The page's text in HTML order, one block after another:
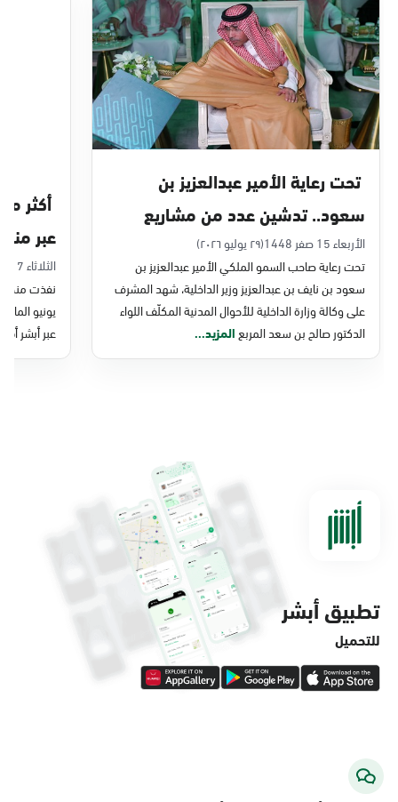
الدمام, الدمام - بنده حي أحد
الأحد - الخميس (08:00-14:30)
التوجه للموقع
الدمام, الدمام - الغرفة التجارية
التوجه للموقع
الدمام, الدمام - بنده - حي الشاطئ
الأحد - الخميس (08:00-14:30)
التوجه للموقع
الدمام, الدمام - بنده ضاحية الملك فهد
الدمام, الدمام - مستشفى الملك فهد
الدمام, الدمام - لولو ماركت حي الفاخرية
الأحد - الخميس (08:00-14:30)
تحت رعاية الأمير عبدالعزيز بن
سعود.. تدشين عدد من مشاريع
التحول الرقمي والخدمات الإلكترونية
للأحوال المدنية
الأربعاء 15 صفر 1448
(٢٩ يوليو ٢٠٢٦)
تحت رعاية صاحب السمو الملكي الأمير عبدالعزيز بن
سعود بن نايف بن عبدالعزيز وزير الداخلية، شهد المشرف
على وكالة وزارة الداخلية للأحوال المدنية المكلّف اللواء
الدكتور صالح بن سعد المربعالمزيد...
عبر
الثلاثاء 7 صفر 1448
نفذت منصة
عبر أبشر
تطبيق أبشر
للتحميل